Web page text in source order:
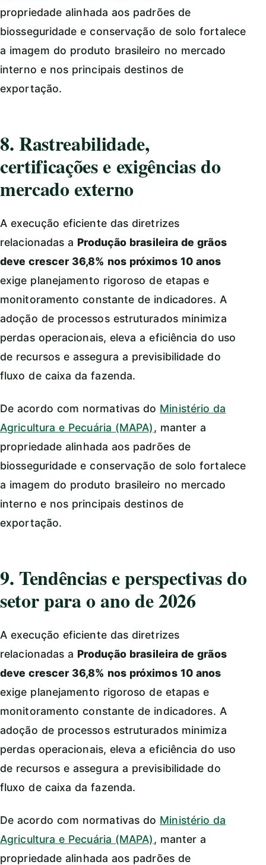
propriedade alinhada aos padrões de
biosseguridade e conservação de solo fortalece
a imagem do produto brasileiro no mercado
interno e nos principais destinos de
exportação.
8. Rastreabilidade,
certificações e exigências do
mercado externo
A execução eficiente das diretrizes
relacionadas a Produção brasileira de grãos
deve crescer 36,8% nos próximos 10 anos
exige planejamento rigoroso de etapas e
monitoramento constante de indicadores. A
adoção de processos estruturados minimiza
perdas operacionais, eleva a eficiência do uso
de recursos e assegura a previsibilidade do
fluxo de caixa da fazenda.
De acordo com normativas do Ministério da
Agricultura e Pecuária (MAPA), manter a
propriedade alinhada aos padrões de
biosseguridade e conservação de solo fortalece
a imagem do produto brasileiro no mercado
interno e nos principais destinos de
exportação.
9. Tendências e perspectivas do
setor para o ano de 2026
A execução eficiente das diretrizes
relacionadas a Produção brasileira de grãos
deve crescer 36,8% nos próximos 10 anos
exige planejamento rigoroso de etapas e
monitoramento constante de indicadores. A
adoção de processos estruturados minimiza
perdas operacionais, eleva a eficiência do uso
de recursos e assegura a previsibilidade do
fluxo de caixa da fazenda.
De acordo com normativas do Ministério da
Agricultura e Pecuária (MAPA), manter a
propriedade alinhada aos padrões de